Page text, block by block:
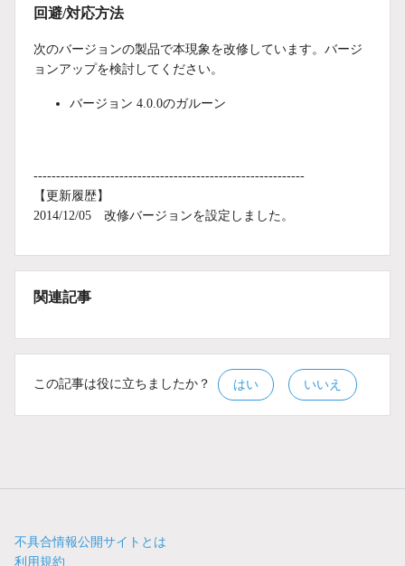
回避/対応方法
次のバージョンの製品で本現象を改修しています。バージ
ョンアップを検討してください。
バージョン 4.0.0のガルーン
------------------------------------------------------------
【更新履歴】
2014/12/05 改修バージョンを設定しました。
関連記事
この記事は役に立ちましたか？ はい いいえ
不具合情報公開サイトとは
利用規約